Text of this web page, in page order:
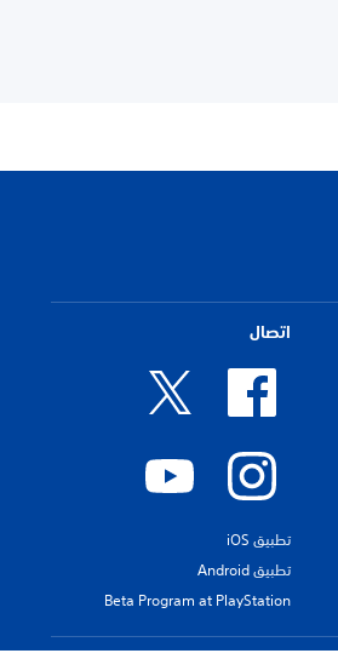
اتصال
تطبيق iOS
تطبيق Android
Beta Program at PlayStation